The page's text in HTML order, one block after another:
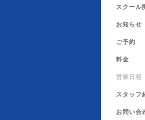
スクール
お知らせ
ご予約
料金
営業日程
スタッフ
お問い合